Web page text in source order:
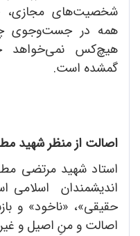
شخصیت‌های مجازی،
همه در جست‌وجوی
هیچ‌کس نمی‌خواهد
گمشده است.
اصالت از منظر شهید
استاد شهید مرتضی
اندیشمندان اسلامی
حقیقی»، «ناخود» و
اصالت و منِ اصیل و